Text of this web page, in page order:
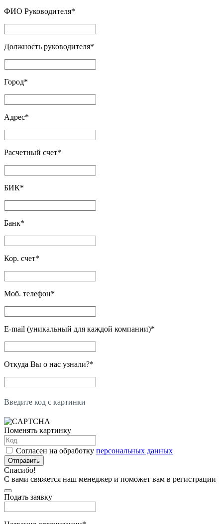
ФИО Руководителя*
Должность руководителя*
Город*
Адрес*
Расчетный счет*
БИК*
Банк*
Кор. счет*
Моб. телефон*
E-mail (уникальный для каждой компании)*
Откуда Вы о нас узнали?*
Введите код с картинки
Поменять картинку
Согласен на обработку персональных данных
Отправить
Спасибо!
С вами свяжется наш менеджер и поможет вам в регистрации
Подать заявку